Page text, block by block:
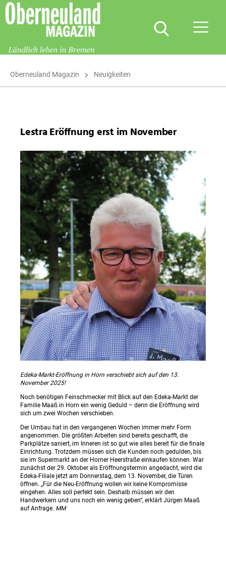
Oberneuland
Magazin
Oberneuland Magazin Neuigkeiten
Lestra Eröffnung erst im November
Edeka-Markt-Eröffnung in Horn verschiebt sich auf den 13.
November 2025!
Noch benötigen Feinschmecker mit Blick auf den Edeka-Markt der
Familie Maaß in Horn ein wenig Geduld – denn die Eröffnung wird
sich um zwei Wochen verschieben.
Der Umbau hat in den vergangenen Wochen immer mehr Form
angenommen. Die größten Arbeiten sind bereits geschafft, die
Parkplätze saniert, im Inneren ist so gut wie alles bereit für die finale
Einrichtung. Trotzdem müssen sich die Kunden noch gedulden, bis
sie im Supermarkt an der Horner Heerstraße einkaufen können. War
zunächst der 29. Oktober als Eröffnungstermin angedacht, wird die
Edeka-Filiale jetzt am Donnerstag, dem 13. November, die Türen
öffnen. „Für die Neu-Eröffnung wollen wir keine Kompromisse
eingehen. Alles soll perfekt sein. Deshalb müssen wir den
Handwerkern und uns noch ein wenig geben“, erklärt Jürgen Maaß
auf Anfrage. MM